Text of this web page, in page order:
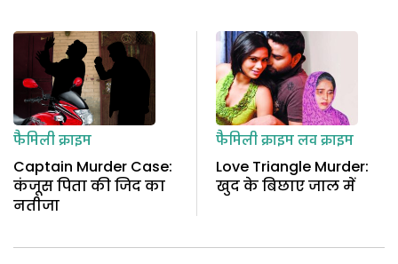
फैमिली क्राइम
Captain Murder Case:
कंजूस पिता की जिद का
नतीजा
फैमिली क्राइमलव क्राइम
Love Triangle Murder:
खुद के बिछाए जाल में